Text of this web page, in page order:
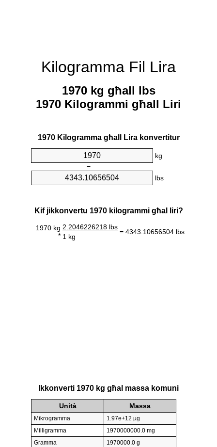
Kilogramma Fil Lira
1970 kg għall lbs
1970 Kilogrammi għall Liri
1970 Kilogramma għall Lira konvertitur
kg
=
lbs
Kif jikkonvertu 1970 kilogrammi għal liri?
1970 kg
*
2.2046226218 lbs
= 4343.10656504 lbs
1 kg
Ikkonverti 1970 kg għal massa komuni
Unità Massa
Mikrogramma
1.97e+12 µg
Milligramma
1970000000.0 mg
Gramma
1970000.0 g